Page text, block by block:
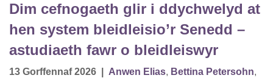
Dim cefnogaeth glir i ddychwelyd at
hen system bleidleisio’r Senedd –
astudiaeth fawr o bleidleiswyr
13 Gorffennaf 2026 Anwen Elias, Bettina Petersohn,